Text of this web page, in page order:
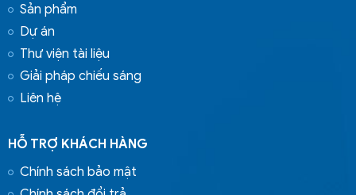
Sản phẩm
Dự án
Thư viện tài liệu
Giải pháp chiếu sáng
Liên hệ
HỖ TRỢ KHÁCH HÀNG
Chính sách bảo mật